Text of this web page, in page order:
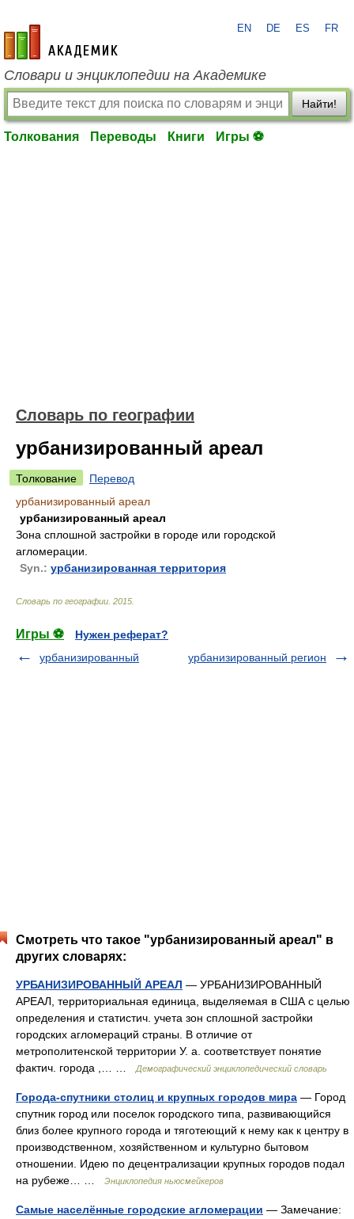
academic.ru
EN DE ES FR
Словари и энциклопедии на Академике
Найти!
Толкования Переводы Книги Игры ⚽
Словарь по географии
урбанизированный ареал
Толкование
Перевод
урбанизированный ареал
урбанизированный ареал
Зона сплошной застройки в городе или городской
агломерации.
Syn.: урбанизированная территория
Словарь по географии 2015
Игры ⚽
Нужен реферат?
урбанизированный
урбанизированный регион
Смотреть что такое "урбанизированный ареал" в
других словарях:
УРБАНИЗИРОВАННЫЙ АРЕАЛ — УРБАНИЗИРОВАННЫЙ
АРЕАЛ, территориальная единица, выделяемая в США с целью
определения и статистич. учета зон сплошной застройки
городских агломераций страны. В отличие от
метрополитенской территории У. а. соответствует понятие
фактич. города ,… …
Демографический энциклопедический словарь
Города-спутники столиц и крупных городов мира — Город
спутник город или поселок городского типа, развивающийся
близ более крупного города и тяготеющий к нему как к центру в
производственном, хозяйственном и культурно бытовом
отношении. Идею по децентрализации крупных городов подал
на рубеже… …
Энциклопедия ньюсмейкеров
Самые населённые городские агломерации — Замечание: